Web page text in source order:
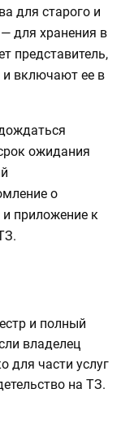
для старого и
для хранения в
представитель,
и включают ее в
ожидания
о
и приложение к
и полный
владелец
для части услуг
на ТЗ.